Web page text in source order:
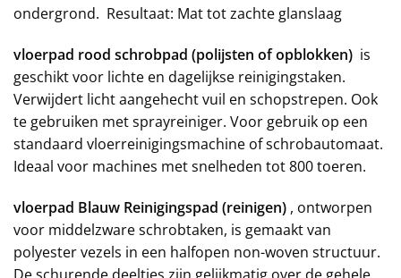
ondergrond. Resultaat: Mat tot zachte glanslaag
vloerpad rood schrobpad (polijsten of opblokken) is
geschikt voor lichte en dagelijkse reinigingstaken.
Verwijdert licht aangehecht vuil en schopstrepen. Ook
te gebruiken met sprayreiniger. Voor gebruik op een
standaard vloerreinigingsmachine of schrobautomaat.
Ideaal voor machines met snelheden tot 800 toeren.
vloerpad Blauw Reinigingspad (reinigen) , ontworpen
voor middelzware schrobtaken, is gemaakt van
polyester vezels in een halfopen non-woven structuur.